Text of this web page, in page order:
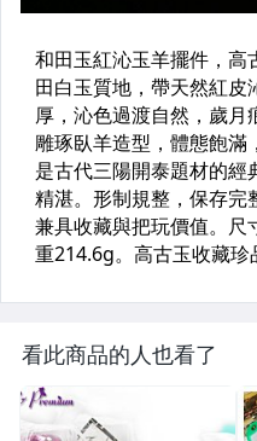
看此商品的人也看了